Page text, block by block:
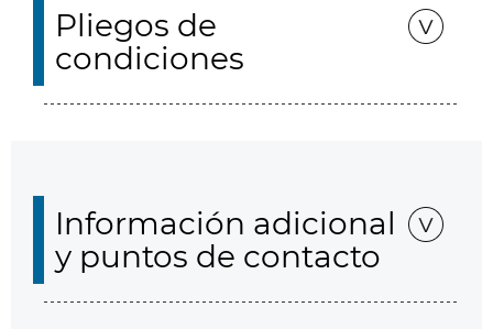
Pliegos de
condiciones
Información adicional
y puntos de contacto